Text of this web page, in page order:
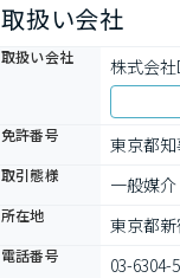
取扱い会社
取扱い会社 株式会
免許番号
東京都知
取引態様 一般媒介
所在地 東京都
電話番号 03-6304-